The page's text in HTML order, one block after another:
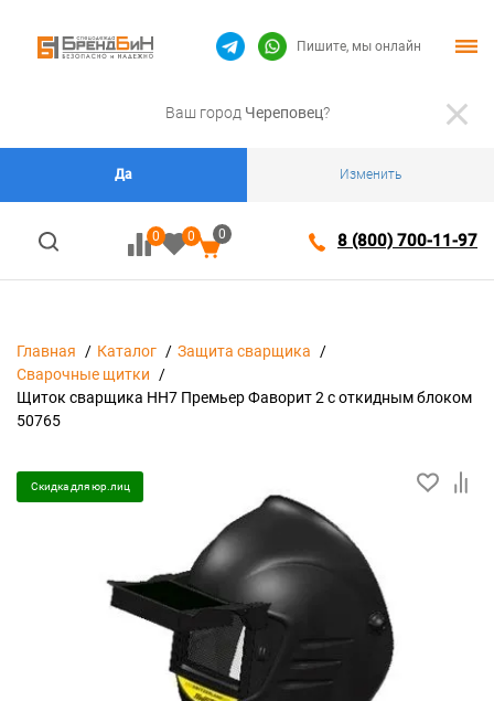
Ваш город Череповец?
Да Изменить
0 0 0 8 (800) 700-11-97
Пишите, мы онлайн
Главная Каталог
Защита сварщика
Сварочные щитки
Щиток сварщика HH7 Премьер Фаворит 2 с откидным блоком
50765
Скидка для юр.лиц